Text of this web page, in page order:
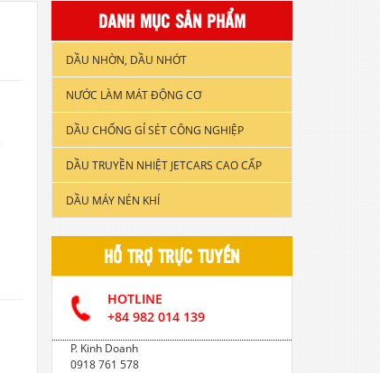
DANH MỤC SẢN PHẨM
DẦU NHỜN, DẦU NHỚT
DẦU NHỚT XE GẮN MÁY
DẦU ĐỘNG CƠ XE TẢI & TÀU
THUYỀN
DẦU NHỚT THỦY LỰC CAO CẤP
DẦU NHỚT HỘP SỐ
NƯỚC LÀM MÁT ĐỘNG CƠ
DẦU CHỐNG GỈ SÉT CÔNG NGHIỆP
DẦU TRUYỀN NHIỆT JETCARS CAO CẤP
DẦU MÁY NÉN KHÍ
HỖ TRỢ TRỰC TUYẾN
HOTLINE
+84 982 014 139
P. Kinh Doanh
0918 761 578